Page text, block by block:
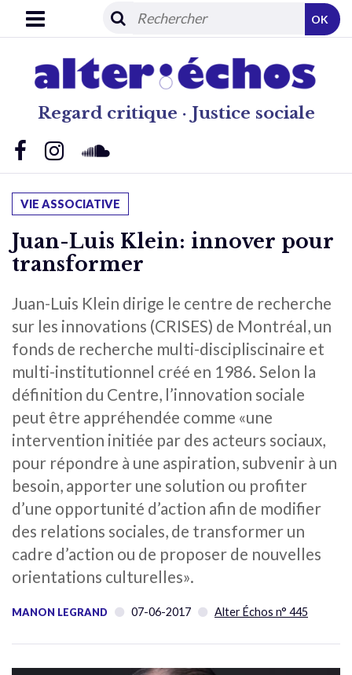
Regard critique · Justice sociale
OK
VIE ASSOCIATIVE
Juan-Luis Klein: innover pour
transformer
Juan-Luis Klein dirige le centre de recherche
sur les innovations (CRISES) de Montréal, un
fonds de recherche multi-discipliscinaire et
multi-institutionnel créé en 1986. Selon la
définition du Centre, l’innovation sociale
peut être appréhendée comme «une
intervention initiée par des acteurs sociaux,
pour répondre à une aspiration, subvenir à un
besoin, apporter une solution ou profiter
d’une opportunité d’action afin de modifier
des relations sociales, de transformer un
cadre d’action ou de proposer de nouvelles
orientations culturelles».
MANON LEGRAND 07-06-2017 Alter Échos n° 445